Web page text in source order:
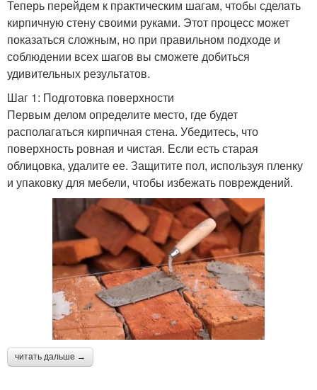
Теперь перейдем к практическим шагам, чтобы сделать
кирпичную стену своими руками. Этот процесс может
показаться сложным, но при правильном подходе и
соблюдении всех шагов вы сможете добиться
удивительных результатов.
Шаг 1: Подготовка поверхности
Первым делом определите место, где будет
располагаться кирпичная стена. Убедитесь, что
поверхность ровная и чистая. Если есть старая
облицовка, удалите ее. Защитите пол, используя пленку
и упаковку для мебели, чтобы избежать повреждений.
читать дальше →